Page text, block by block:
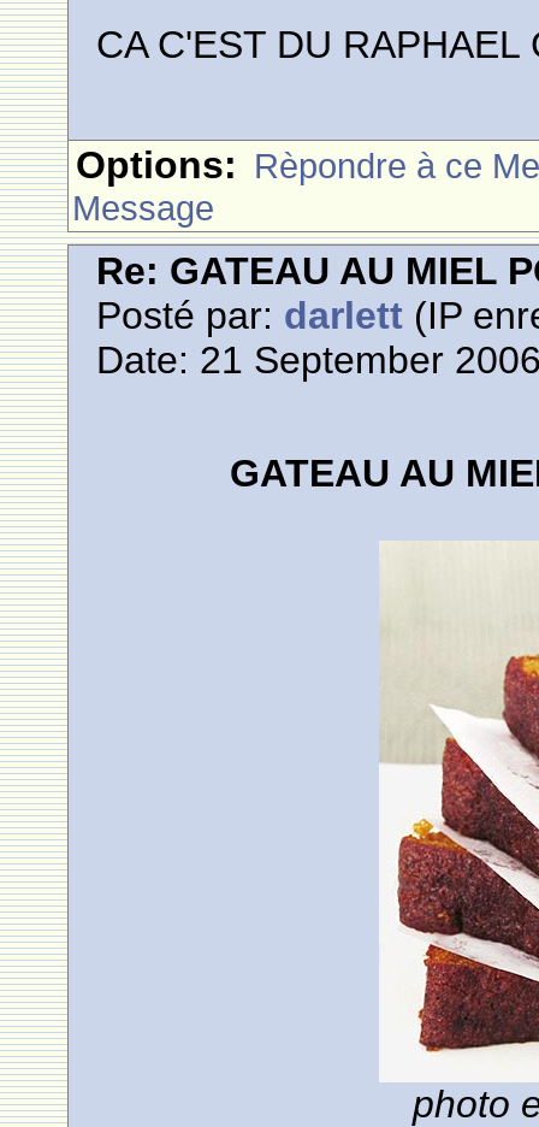
CA C'EST DU
Options: Rèpondre à ce
Message
Re: GATEAU AU MIEL
Posté par: darlett (IP
Date: 21 September
GATEAU AU
photo